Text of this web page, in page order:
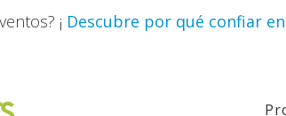
¡ Descubre por qué confiar